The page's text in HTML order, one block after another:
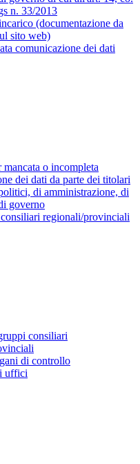
n. 33/2013
(documentazione da
sito web)
comunicazione dei dati
mancata o incompleta
dei dati da parte dei titolari
di amministrazione, di
governo
regionali/provinciali
consiliari
di controllo
uffici